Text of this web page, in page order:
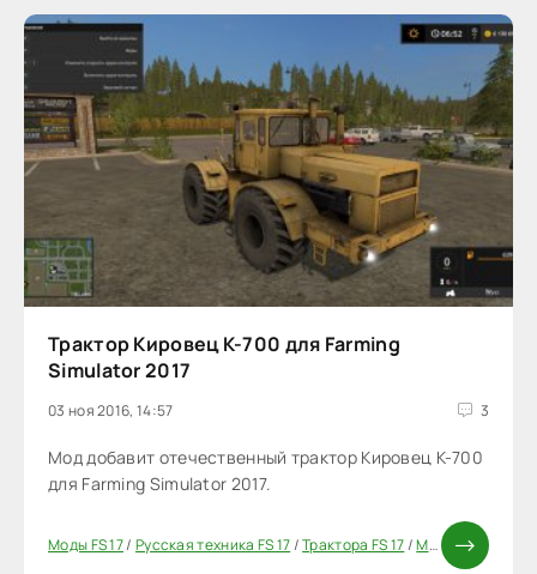
Трактор Кировец К-700 для Farming
Simulator 2017
03 ноя 2016, 14:57 3
Мод добавит отечественный трактор Кировец К-700
для Farming Simulator 2017.
Моды FS 17/ Русская техника FS 17/Трактора FS 17/Моды ФС 17